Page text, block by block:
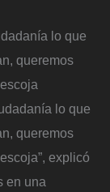
lo que
queremos
lo que
queremos
explicó
en una